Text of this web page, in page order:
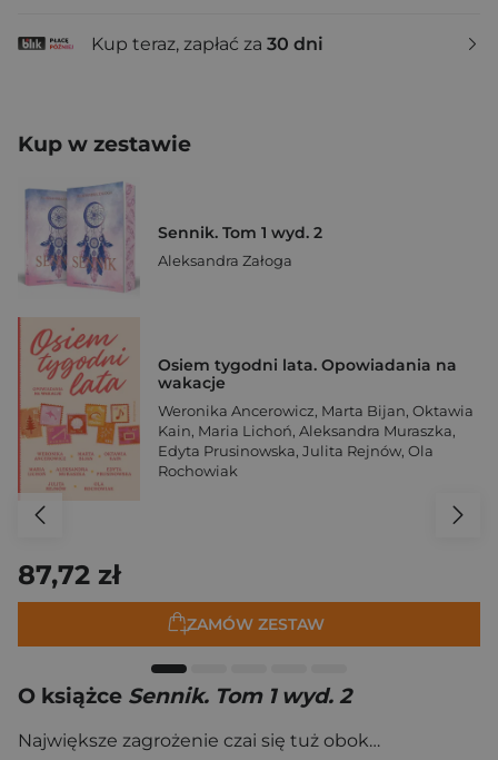
Kup teraz, zapłać za 30 dni
Kup w zestawie
Sennik. Tom 1 wyd. 2
Aleksandra Załoga
Osiem tygodni lata. Opowiadania na
wakacje
Weronika Ancerowicz, Marta Bijan, Oktawia
Kain, Maria Lichoń, Aleksandra Muraszka,
Edyta Prusinowska, Julita Rejnów, Ola
Rochowiak
87,72 zł
ZAMÓW ZESTAW
O książce Sennik. Tom 1 wyd. 2
Największe zagrożenie czai się tuż obok…